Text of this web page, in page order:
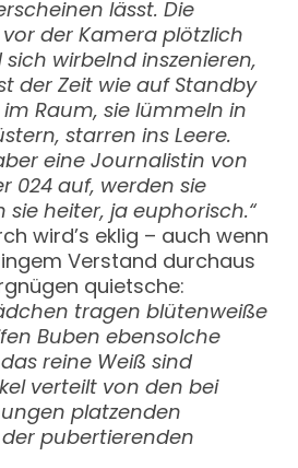
lässt. Die
der Kamera plötzlich
wirbelnd inszenieren,
der Zeit wie auf Standby
Raum, sie lümmeln in
starren ins Leere.
eine Journalistin von
024 auf, werden sie
sie heiter, ja euphorisch.“
wird’s eklig – auch wenn
Verstand durchaus
quietsche:
tragen blütenweiße
Buben ebensolche
reine Weiß sind
verteilt von den bei
platzenden
pubertierenden